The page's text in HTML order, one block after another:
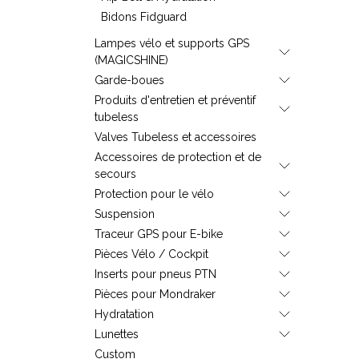
Bidons Fidguard
Lampes vélo et supports GPS
(MAGICSHINE)
Garde-boues
Produits d'entretien et préventif
tubeless
Valves Tubeless et accessoires
Accessoires de protection et de
secours
Protection pour le vélo
Suspension
Traceur GPS pour E-bike
Pièces Vélo / Cockpit
Inserts pour pneus PTN
Pièces pour Mondraker
Hydratation
Lunettes
Custom